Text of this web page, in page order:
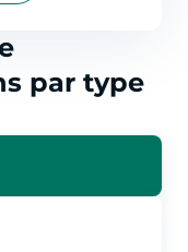
par type